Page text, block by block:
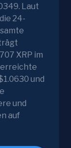
Laut
24-
XRP im
erreichte
und
und
auf